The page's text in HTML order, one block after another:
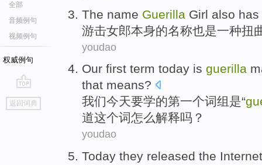
全部
音频例句
视频例句
权威例句
go
top
返回词典
The name Guerilla Girl also has
游击女郎本身的名称也是一种扭
youdao
Our first term today is guerilla
that means?
我们今天要学的第一个词组是“
道这个词怎么解释吗？
youdao
Today they released the Internet